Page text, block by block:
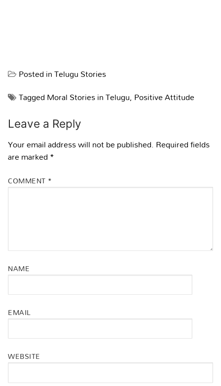
Posted inTelugu Stories
TaggedMoral Stories in Telugu, Positive Attitude
Leave a Reply
Your email address will not be published. Required fields
are marked*
COMMENT *
NAME
EMAIL
WEBSITE